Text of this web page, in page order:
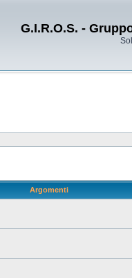
G.I.R.O.S. -
Argomenti